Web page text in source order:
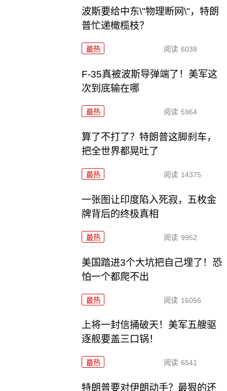
波斯要给中东\"物理断网\"，特朗
普忙递橄榄枝？
最热 阅读 6038
F-35真被波斯导弹端了！美军这
次到底输在哪
最热 阅读 5964
算了不打了？特朗普这脚刹车，
把全世界都晃吐了
最热 阅读 14375
一张图让印度陷入死寂，五枚金
牌背后的终极真相
最热 阅读 9952
美国踏进3个大坑把自己埋了！恐
怕一个都爬不出
最热 阅读 16056
上将一封信捅破天！美军五艘驱
逐舰要盖三口锅！
最热 阅读 6541
特朗普要对伊朗动手？最狠的还